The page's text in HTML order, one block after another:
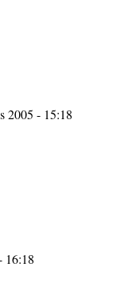
2005 - 15:18
16:18